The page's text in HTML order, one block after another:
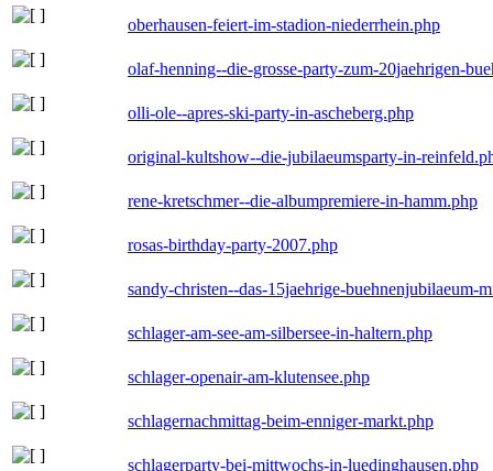
oberhausen-feiert-im-stadion-niederrhein.php
olaf-henning--die-grosse-party-zum-20jaehrigen-
olli-ole--apres-ski-party-in-ascheberg.php
original-kultshow--die-jubilaeumsparty-in-
rene-kretschmer--die-albumpremiere-in-hamm.php
rosas-birthday-party-2007.php
sandy-christen--das-15jaehrige-buehnenjubilaeum-
schlager-am-see-am-silbersee-in-haltern.php
schlager-openair-am-klutensee.php
schlagernachmittag-beim-enniger-markt.php
schlagerparty-bei-mittwochs-in-luedinghausen.php